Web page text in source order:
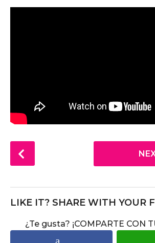
s
o
P
g
LIKE IT? SHARE WITH YOUR
¿Te gusta? ¡COMPARTE CON